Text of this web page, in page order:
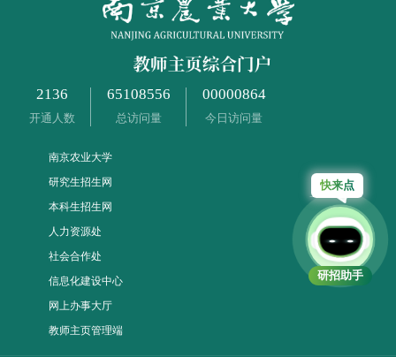
2136
开通人数
65108556
总访问量
00000864
今日访问量
南京农业大学
研究生招生网
本科生招生网
人力资源处
社会合作处
信息化建设中心
网上办事大厅
教师主页管理端
快来点我
研招助手